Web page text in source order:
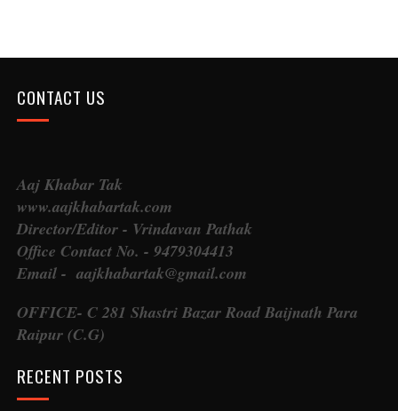
CONTACT US
Aaj Khabar Tak
www.aajkhabartak.com
Director/Editor - Vrindavan Pathak
Office Contact No. - 9479304413
Email - aajkhabartak@gmail.com
OFFICE- C 281 Shastri Bazar Road Baijnath Para
Raipur (C.G)
RECENT POSTS